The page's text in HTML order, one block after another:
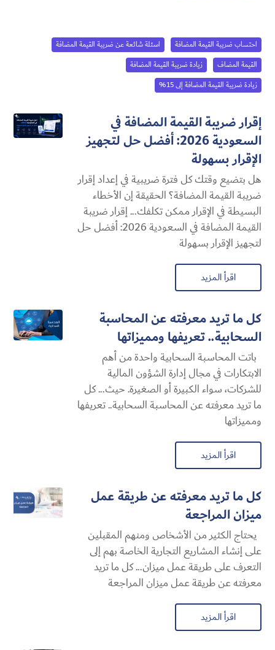
احتساب ضريبة القيمة المضافة
اسئلة شائعة عن ضريبة القيمة المضافة
القيمة المضاف
زيادة ضريبة القيمة المضافة
زيادة ضريبة القيمة المضافة إلى 15%
إقرار ضريبة القيمة المضافة في
السعودية 2026: أفضل حل لتجهيز
الإقرار بسهولة
هل بتضيع وقتك كل فترة ضريبية في إعداد إقرار
ضريبة القيمة المضافة؟ الحقيقة إن الأخطاء
البسيطة في الإقرار ممكن تكلفك... إقرار ضريبة
القيمة المضافة في السعودية 2026: أفضل حل
لتجهيز الإقرار بسهولة
اقرأ المزيد
كل ما تريد معرفته عن المحاسبة
السحابية​.. تعريفها ومميزاتها
باتت المحاسبة السحابية​ واحدة من أهم
الابتكارات في مجال إدارة الشؤون المالية
للشركات، سواء الكبيرة أو الصغيرة. حيث... كل
ما تريد معرفته عن المحاسبة السحابية​.. تعريفها
ومميزاتها
اقرأ المزيد
كل ما تريد معرفته عن طريقة عمل
ميزان المراجعة
يحتاج الكثير من الأشخاص ومنهم المقبلين
على إنشاء المشاريع التجارية الخاصة بهم إلى
التعرف على طريقة عمل ميزان... كل ما تريد
معرفته عن طريقة عمل ميزان المراجعة
اقرأ المزيد